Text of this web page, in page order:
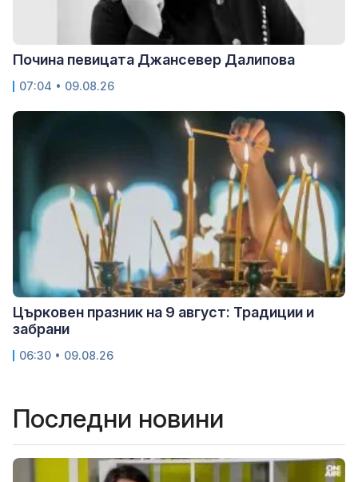
Почина певицата Джансевер Далипова
07:04 • 09.08.26
Църковен празник на 9 август: Традиции и
забрани
06:30 • 09.08.26
Последни новини